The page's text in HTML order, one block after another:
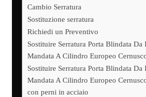
Cambio Serratura
Sostituzione serratura
Richiedi un Preventivo
Sostituire Serratura Porta Blindata Da
Mandata A Cilindro Europeo
Sostituire Serratura Porta Blindata Da
Mandata A Cilindro Europeo
con perni in acciaio